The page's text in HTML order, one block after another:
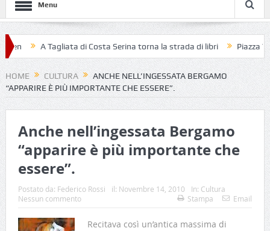
Menu
A Tagliata di Costa Serina torna la strada di libri Piazza
HOME CULTURA
ANCHE NELL’INGESSATA BERGAMO
“APPARIRE È PIÙ IMPORTANTE CHE ESSERE”.
Anche nell’ingessata Bergamo
“apparire è più importante che
essere”.
Postato da: Federico Rossi il: Novembre 14, 2010 In: Cultura
Nessun commento
Stampa Email
Recitava così un’antica massima di